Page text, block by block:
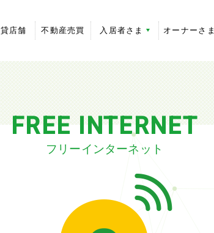
貸店舗 不動産売買 入居者さま オーナーさま
FREE INTERNET
フリーインターネット